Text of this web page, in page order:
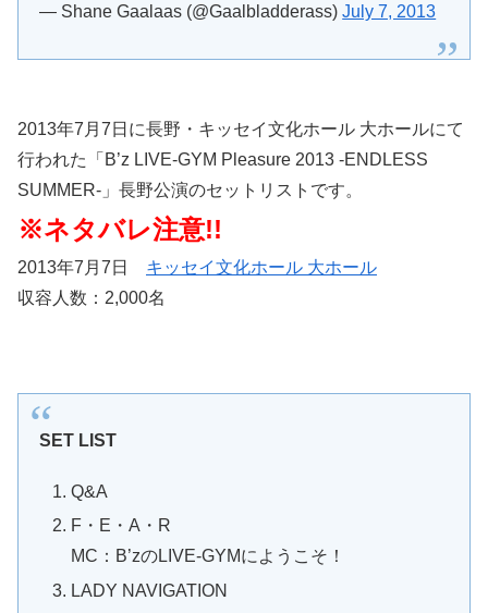
— Shane Gaalaas (@Gaalbladderass)July 7, 2013
2013年7月7日に長野・キッセイ文化ホール 大ホールにて
行われた「B’z LIVE-GYM Pleasure 2013 -ENDLESS
SUMMER-」長野公演のセットリストです。
※ネタバレ注意!!
2013年7月7日 キッセイ文化ホール 大ホール
収容人数：2,000名
SET LIST
Q&A
F・E・A・R
MC：B’zのLIVE-GYMにようこそ！
LADY NAVIGATION